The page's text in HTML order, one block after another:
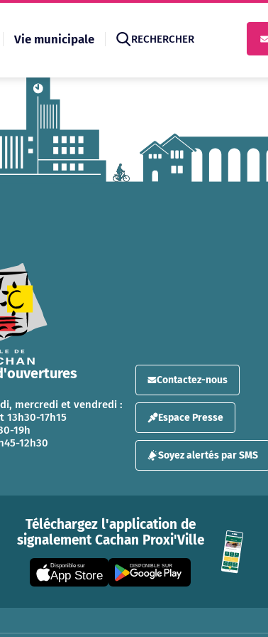
Vie municipale RECHERCHER
mercredi et vendredi :
13h30-17h15
19h
12h30
Contactez-nous
Espace Presse
Soyez alertés par SMS
Téléchargez l'application de
signalement Cachan Proxi'Ville
Disponible sur
App Store
DISPONIBLE SUR